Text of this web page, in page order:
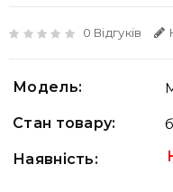
0 Відгуків
Модель:
Стан товару:
Наявність: